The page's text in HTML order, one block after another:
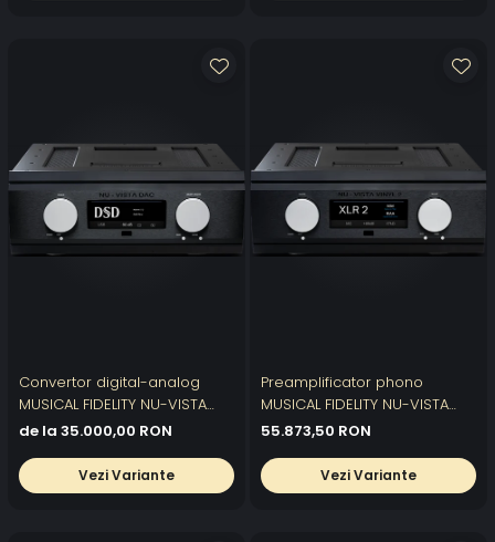
Convertor digital-analog
MUSICAL FIDELITY NU-VISTA
DAC
de la 35.000,00 RON
Vezi Variante
Preamplificator phono
MUSICAL FIDELITY NU-VISTA
VINYL 2
55.873,50 RON
Vezi Variante